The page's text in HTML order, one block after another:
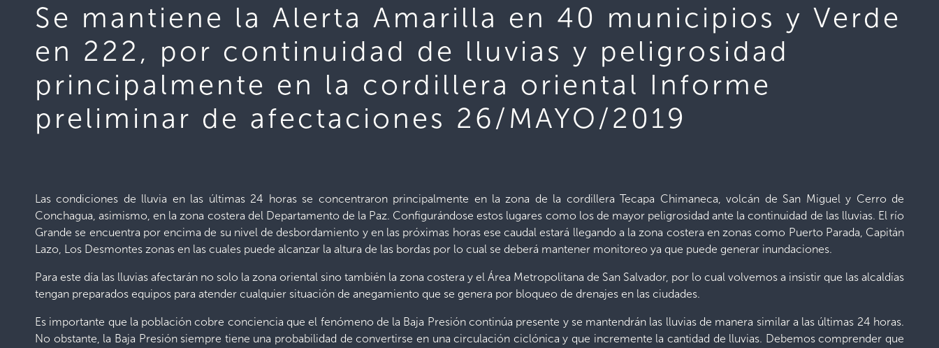
Se mantiene la Alerta Amarilla en 40 municipios y Verde
en 222, por continuidad de lluvias y peligrosidad
principalmente en la cordillera oriental Informe
preliminar de afectaciones 26/MAYO/2019
Las condiciones de lluvia en las últimas 24 horas se concentraron principalmente en la zona de la cordillera Tecapa Chimaneca, volcán de San Miguel y Cerro de
Conchagua, asimismo, en la zona costera del Departamento de la Paz. Configurándose estos lugares como los de mayor peligrosidad ante la continuidad de las lluvias. El río
Grande se encuentra por encima de su nivel de desbordamiento y en las próximas horas ese caudal estará llegando a la zona costera en zonas como Puerto Parada, Capitán
Lazo, Los Desmontes zonas en las cuales puede alcanzar la altura de las bordas por lo cual se deberá mantener monitoreo ya que puede generar inundaciones.
Para este día las lluvias afectarán no solo la zona oriental sino también la zona costera y el Área Metropolitana de San Salvador, por lo cual volvemos a insistir que las alcaldías
tengan preparados equipos para atender cualquier situación de anegamiento que se genera por bloqueo de drenajes en las ciudades.
Es importante que la población cobre conciencia que el fenómeno de la Baja Presión continúa presente y se mantendrán las lluvias de manera similar a las últimas 24 horas.
No obstante, la Baja Presión siempre tiene una probabilidad de convertirse en una circulación ciclónica y que incremente la cantidad de lluvias. Debemos comprender que